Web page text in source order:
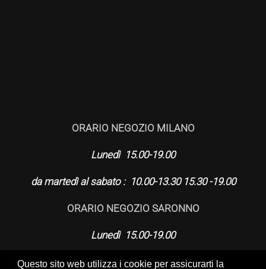
Questo sito web utilizza i cookie per assicurarti la
ORARIO NEGOZIO MILANO
Lunedì 15.00-19.00
da martedì al sabato : 10.00-13.30 15.30 -19.00
ORARIO NEGOZIO SARONNO
Lunedì 15.00-19.00
da martedì al venerdì : 9.30-12.30 15.00-19.00